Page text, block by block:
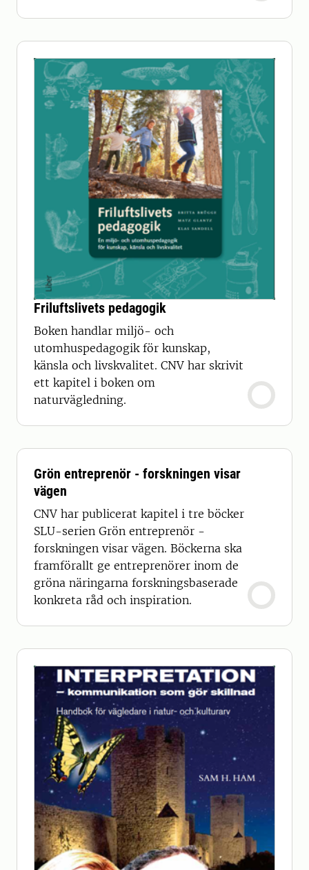
Friluftslivets pedagogik
Boken handlar miljö- och
utomhuspedagogik för kunskap,
känsla och livskvalitet. CNV har skrivit
ett kapitel i boken om
naturvägledning.
Grön entreprenör - forskningen visar
vägen
CNV har publicerat kapitel i tre böcker
SLU-serien Grön entreprenör -
forskningen visar vägen. Böckerna ska
framförallt ge entreprenörer inom de
gröna näringarna forskningsbaserade
konkreta råd och inspiration.